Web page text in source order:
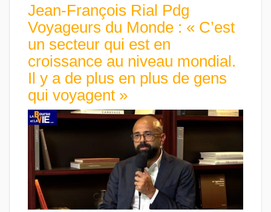
Jean-François Rial Pdg
Voyageurs du Monde : « C’est
un secteur qui est en
croissance au niveau mondial.
Il y a de plus en plus de gens
qui voyagent »